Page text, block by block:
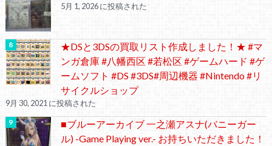
5月 1, 2026 に投稿された
★DSと3DSの買取リスト作成しました！★ #マ
ンガ倉庫 #八幡西区 #若松区 #ゲームハード #ゲ
ームソフト #DS #3DS#周辺機器 #Nintendo #リ
サイクルショップ
9月 30, 2021 に投稿された
■ブルーアーカイブ 一之瀬アスナ(バニーガー
ル) -Game Playing ver.- お持ちいただきました！